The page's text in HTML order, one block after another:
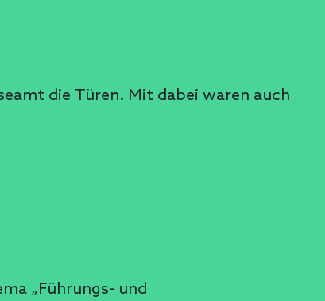
die Türen. Mit dabei waren auch
„Führungs- und